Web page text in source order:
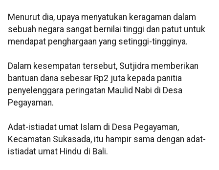
Menurut dia, upaya menyatukan keragaman dalam
sebuah negara sangat bernilai tinggi dan patut untuk
mendapat penghargaan yang setinggi-tingginya.
Dalam kesempatan tersebut, Sutjidra memberikan
bantuan dana sebesar Rp2 juta kepada panitia
penyelenggara peringatan Maulid Nabi di Desa
Pegayaman.
Adat-istiadat umat Islam di Desa Pegayaman,
Kecamatan Sukasada, itu hampir sama dengan adat-
istiadat umat Hindu di Bali.